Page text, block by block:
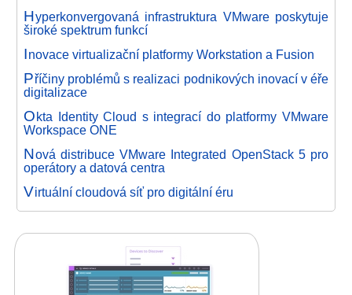
Hyperkonvergovaná infrastruktura VMware poskytuje
široké spektrum funkcí
Inovace virtualizační platformy Workstation a Fusion
Příčiny problémů s realizaci podnikových inovací v éře
digitalizace
Okta Identity Cloud s integrací do platformy VMware
Workspace ONE
Nová distribuce VMware Integrated OpenStack 5 pro
operátory a datová centra
Virtuální cloudová síť pro digitální éru